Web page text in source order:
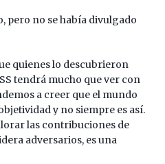
pero no se había divulgado
quienes lo descubrieron
tendrá mucho que ver con
a creer que el mundo
y no siempre es así.
las contribuciones de
adversarios, es una